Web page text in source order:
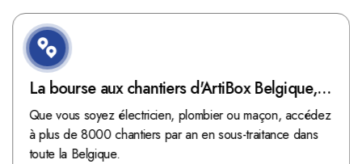
La bourse aux chantiers d'ArtiBox Belgique,
véritable mine d'or !
Que vous soyez électricien, plombier ou maçon, accédez
à plus de 8000 chantiers par an en sous-traitance dans
toute la Belgique.